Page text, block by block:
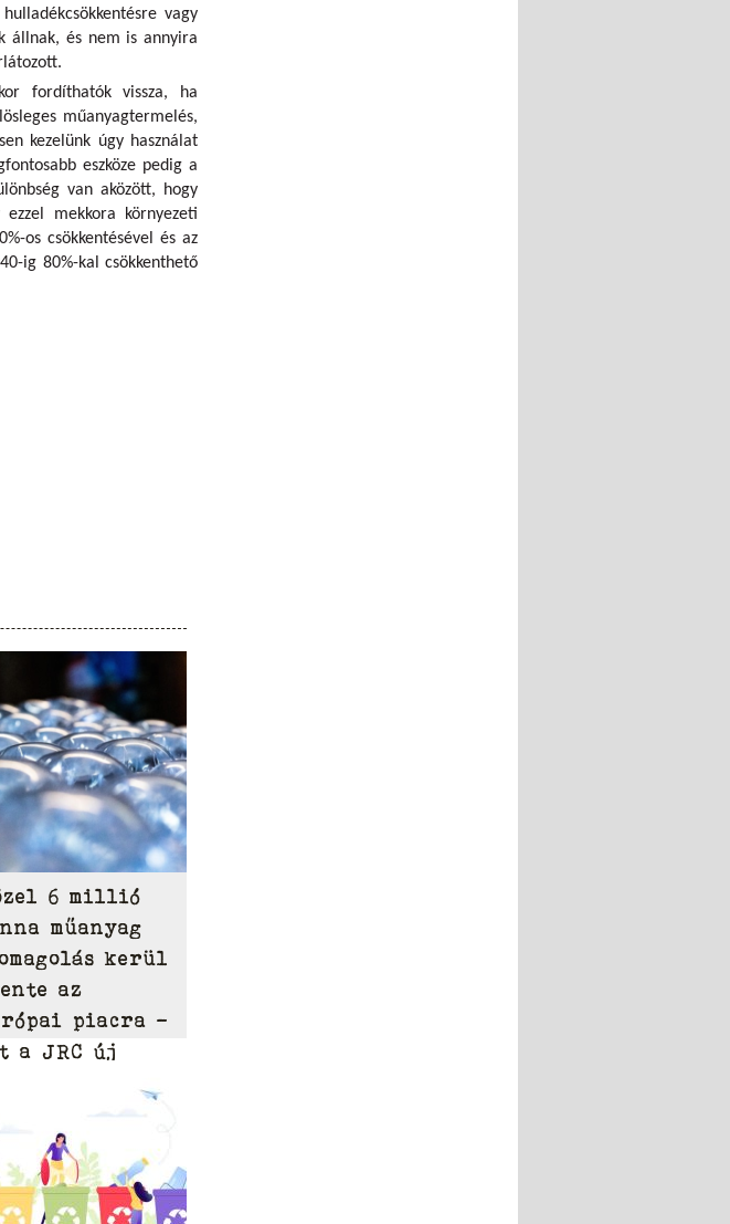
vagy
állnak, és nem is annyira
fordíthatók vissza, ha
műanyagtermelés,
kezelünk úgy használat
eszköze pedig a
van aközött, hogy
mekkora környezeti
os csökkentésével és az
ig 80%-kal csökkenthető
6 millió
műanyag
kerül
az
piacra –
a JRC új
a